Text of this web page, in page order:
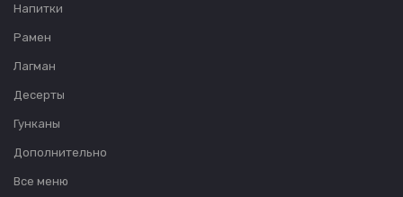
Напитки
Рамен
Лагман
Десерты
Гунканы
Дополнительно
Все меню